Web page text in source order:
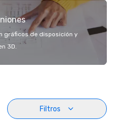
gráficos de disposición y
3D.
Filtros